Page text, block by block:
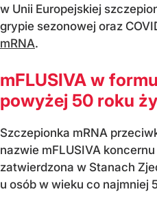
w Unii Europejskiej
grypie sezonowej oraz
mRNA.
mFLUSIVA w
powyżej 50 roku
Szczepionka mRNA
nazwie mFLUSIVA
zatwierdzona w Stanach
u osób w wieku co najmniej